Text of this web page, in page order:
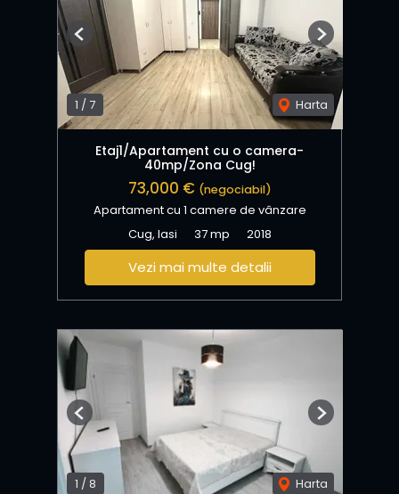
1 / 7 Harta
Previous Next
Etaj1/Apartament cu o camera-
40mp/Zona Cug!
73,000 € (negociabil)
Apartament cu 1 camere de vânzare
Cug, Iasi
37 mp 2018
Vezi mai multe detalii
1 / 8 Harta
Previous Next